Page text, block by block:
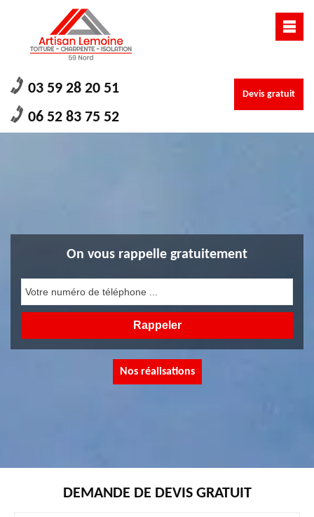
03 59 28 20 51
06 52 83 75 52
Devis gratuit
On vous rappelle gratuitement
Nos réalisations
DEMANDE DE DEVIS GRATUIT